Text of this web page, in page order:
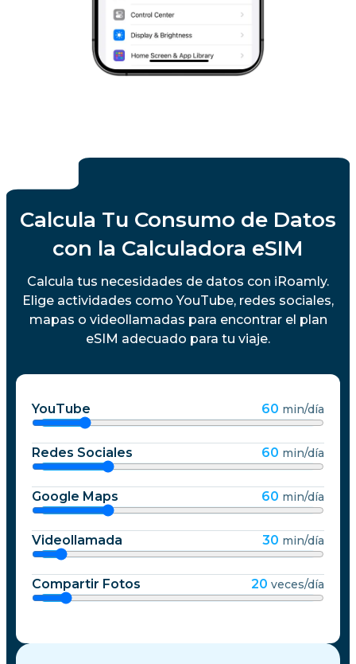
Calcula Tu Consumo de Datos
con la Calculadora eSIM
Calcula tus necesidades de datos con iRoamly.
Elige actividades como YouTube, redes sociales,
mapas o videollamadas para encontrar el plan
eSIM adecuado para tu viaje.
YouTube 60 min/día
Redes Sociales 60 min/día
Google Maps 60 min/día
Videollamada 30 min/día
Compartir Fotos 20 veces/día